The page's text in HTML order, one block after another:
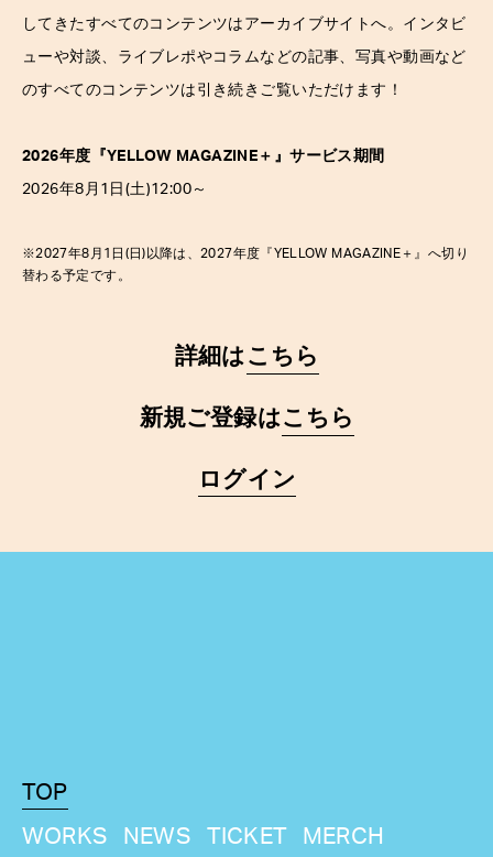
してきたすべてのコンテンツはアーカイブサイトへ。インタビ
ューや対談、ライブレポやコラムなどの記事、写真や動画など
のすべてのコンテンツは引き続きご覧いただけます！
2026年度『YELLOW MAGAZINE ＋ 』サービス期間
2026年8月1日(土)12:00～
※2027年8月1日(日)以降は、2027年度『YELLOW MAGAZINE ＋ 』へ切り
替わる予定です。
詳細は こちら
新規ご登録はこちら
ログイン
TOP
WORKS
NEWS TICKET MERCH